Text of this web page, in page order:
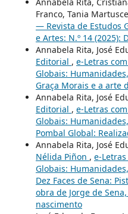
Franco, Tania
— Revista de Estudos
e Artes: N.º 14 (2025):
Annabela Rita, José
Editorial , e-Letras
Globais:
Graça Morais e a arte
Annabela Rita, José
Editorial , e-Letras
Globais:
Pombal Global:
Annabela Rita, José
Nélida Piñon , e-
Globais:
Dez Faces de Sena:
obra de Jorge de
nascimento